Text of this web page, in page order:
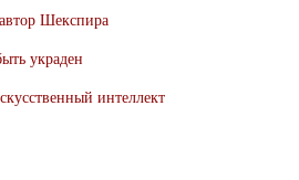
Шекспира
украден
интеллект